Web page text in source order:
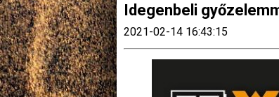
Idegenbeli
2021-02-14 16:43:15